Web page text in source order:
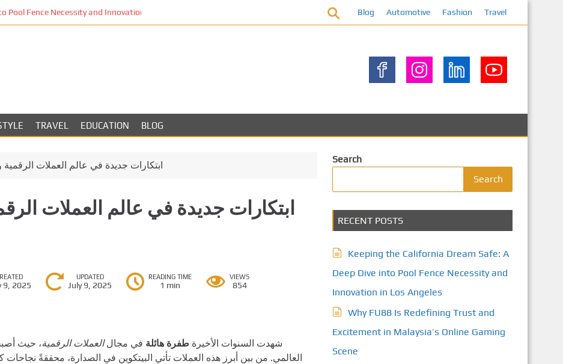
Fence Necessity and Innovation in Los Angeles Blog Automotive Fashion Travel
TRAVEL EDUCATION BLOG
ابتكارات جديدة في عالم العملات
ابتكارات جديدة في عالم العملات
9, 2025
UPDATED
July 9, 2025
READING TIME
1 min
VIEWS
854
شهدت السنوات الأخيرةطفرة هائلة في مجالالعملات الرقمية، حيث
العالمي. من بين أبرز هذه العملات تأتي البيتكوين في الصدارة، محققةً
Search
Search
RECENT POSTS
Keeping the California Dream Safe: A
Deep Dive into Pool Fence Necessity and
Innovation in Los Angeles
Why FU88 Is Redefining Trust and
Excitement in Malaysia’s Online Gaming
Scene